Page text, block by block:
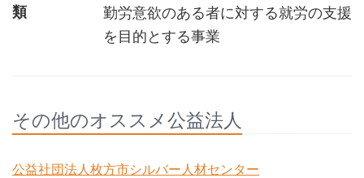
類
勤労意欲のある者に対する就労の支援
を目的とする事業
その他のオススメ公益法人
公益社団法人枚方市シルバー人材センター